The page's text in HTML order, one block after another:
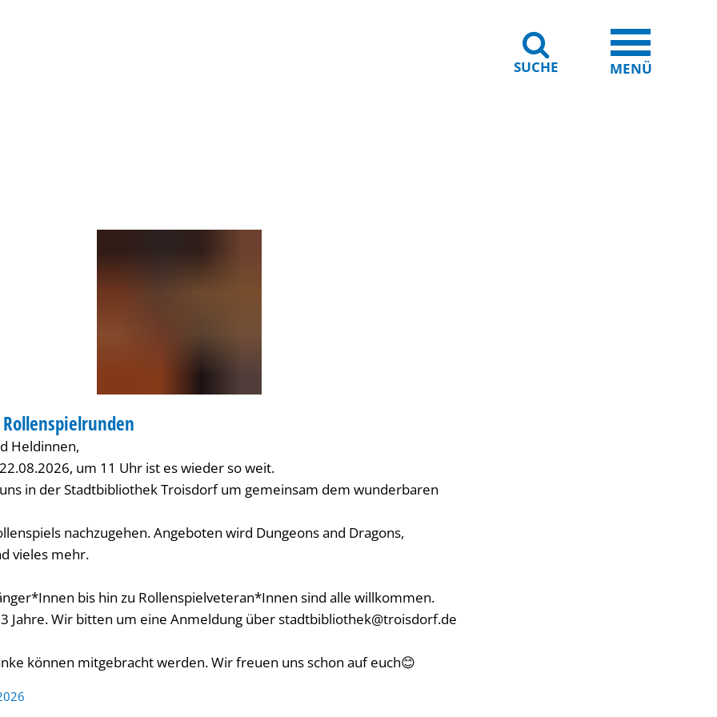
SUCHE MENÜ
Heldinnen,
um 11 Uhr ist es wieder so weit.
in der Stadtbibliothek Troisdorf um gemeinsam dem wunderbaren
nachzugehen. Angeboten wird Dungeons and Dragons,
vieles mehr.
bis hin zu Rollenspielveteran*Innen sind alle willkommen.
Jahre. Wir bitten um eine Anmeldung über stadtbibliothek@troisdorf.de
können mitgebracht werden. Wir freuen uns schon auf euch😊